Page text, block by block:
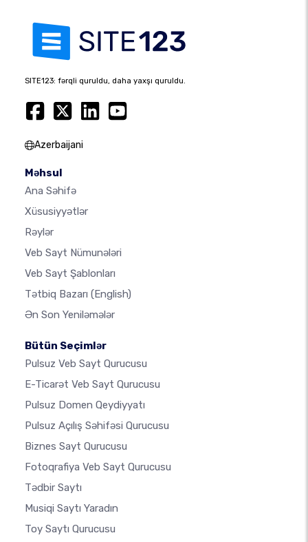
SITE123: fərqli quruldu, daha yaxşı quruldu.
Azerbaijani
Məhsul
Ana Səhifə
Xüsusiyyətlər
Rəylər
Veb Sayt Nümunələri
Veb Sayt Şablonları
Tətbiq Bazarı (English)
Ən Son Yeniləmələr
Bütün Seçimlər
Pulsuz Veb Sayt Qurucusu
E-Ticarət Veb Sayt Qurucusu
Pulsuz Domen Qeydiyyatı
Pulsuz Açılış Səhifəsi Qurucusu
Biznes Sayt Qurucusu
Fotoqrafiya Veb Sayt Qurucusu
Tədbir Saytı
Musiqi Saytı Yaradın
Toy Saytı Qurucusu